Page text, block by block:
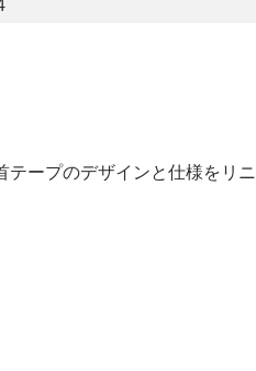
テープのデザインと仕様をリニ